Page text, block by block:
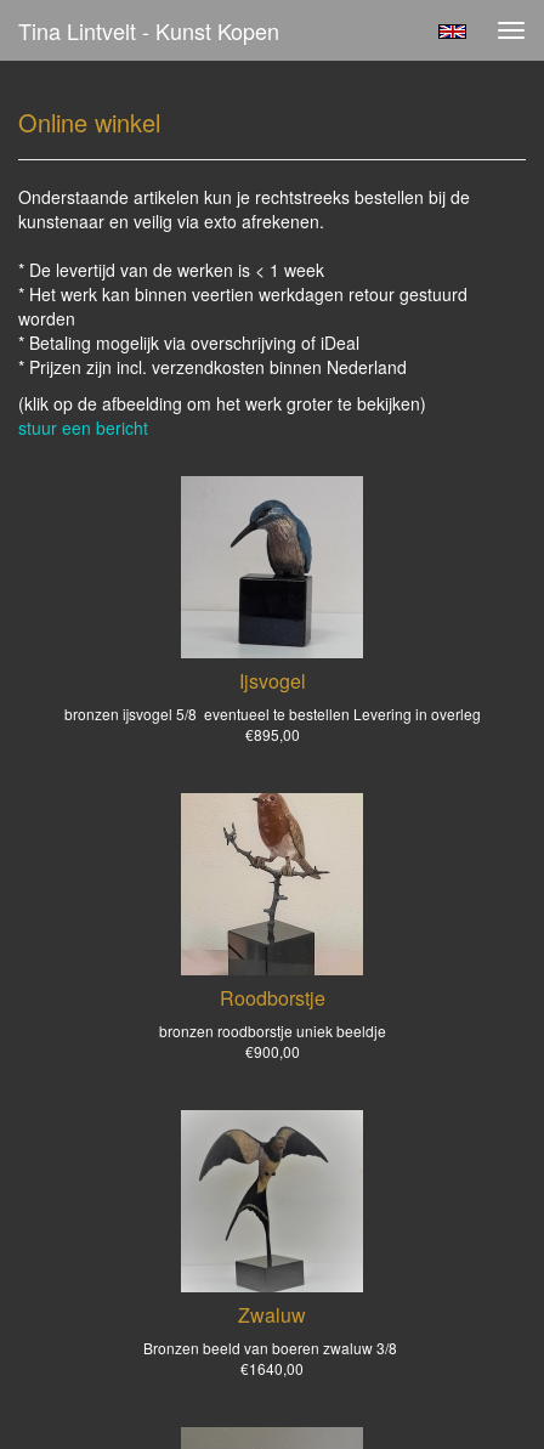
Tina Lintvelt - Kunst Kopen
Online winkel
Onderstaande artikelen kun je rechtstreeks bestellen bij de
kunstenaar en veilig via exto afrekenen.
* De levertijd van de werken is < 1 week
* Het werk kan binnen veertien werkdagen retour gestuurd
worden
* Betaling mogelijk via overschrijving of iDeal
* Prijzen zijn incl. verzendkosten binnen Nederland
(klik op de afbeelding om het werk groter te bekijken)
stuur een bericht
Ijsvogel
bronzen ijsvogel 5/8 eventueel te bestellen Levering in overleg
€895,00
Roodborstje
bronzen roodborstje uniek beeldje
€900,00
Zwaluw
Bronzen beeld van boeren zwaluw3/8
€1640,00